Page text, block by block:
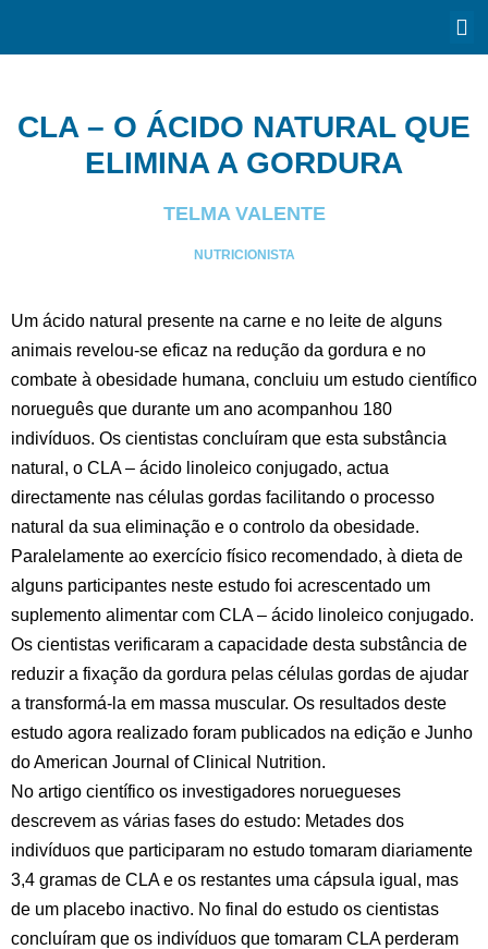
CLA – O ÁCIDO NATURAL QUE
ELIMINA A GORDURA
TELMA VALENTE
NUTRICIONISTA
Um ácido natural presente na carne e no leite de alguns
animais revelou-se eficaz na redução da gordura e no
combate à obesidade humana, concluiu um estudo científico
norueguês que durante um ano acompanhou 180
indivíduos. Os cientistas concluíram que esta substância
natural, o CLA – ácido linoleico conjugado, actua
directamente nas células gordas facilitando o processo
natural da sua eliminação e o controlo da obesidade.
Paralelamente ao exercício físico recomendado, à dieta de
alguns participantes neste estudo foi acrescentado um
suplemento alimentar com CLA – ácido linoleico conjugado.
Os cientistas verificaram a capacidade desta substância de
reduzir a fixação da gordura pelas células gordas de ajudar
a transformá-la em massa muscular. Os resultados deste
estudo agora realizado foram publicados na edição e Junho
do American Journal of Clinical Nutrition.
No artigo científico os investigadores noruegueses
descrevem as várias fases do estudo: Metades dos
indivíduos que participaram no estudo tomaram diariamente
3,4 gramas de CLA e os restantes uma cápsula igual, mas
de um placebo inactivo. No final do estudo os cientistas
concluíram que os indivíduos que tomaram CLA perderam